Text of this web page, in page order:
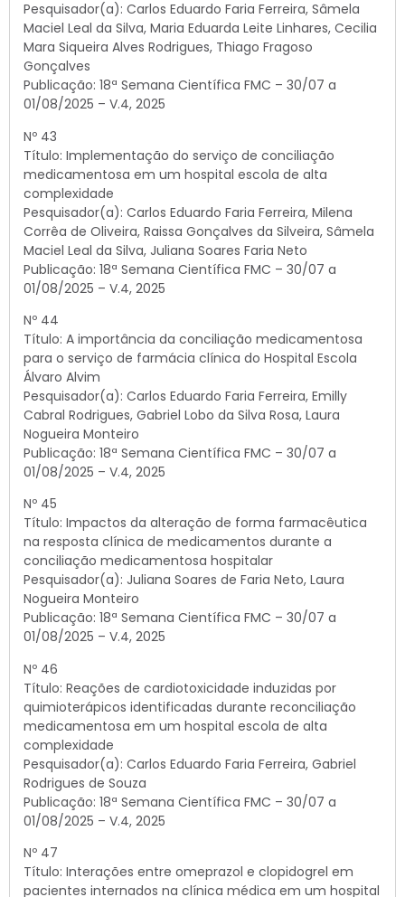
Pesquisador(a): Carlos Eduardo Faria Ferreira, Sâmela
Maciel Leal da Silva, Maria Eduarda Leite Linhares, Cecilia
Mara Siqueira Alves Rodrigues, Thiago Fragoso
Gonçalves
Publicação: 18ª Semana Científica FMC – 30/07 a
01/08/2025 – V.4, 2025
Nº 43
Título: Implementação do serviço de conciliação
medicamentosa em um hospital escola de alta
complexidade
Pesquisador(a): Carlos Eduardo Faria Ferreira, Milena
Corrêa de Oliveira, Raissa Gonçalves da Silveira, Sâmela
Maciel Leal da Silva, Juliana Soares Faria Neto
Publicação: 18ª Semana Científica FMC – 30/07 a
01/08/2025 – V.4, 2025
Nº 44
Título: A importância da conciliação medicamentosa
para o serviço de farmácia clínica do Hospital Escola
Álvaro Alvim
Pesquisador(a): Carlos Eduardo Faria Ferreira, Emilly
Cabral Rodrigues, Gabriel Lobo da Silva Rosa, Laura
Nogueira Monteiro
Publicação: 18ª Semana Científica FMC – 30/07 a
01/08/2025 – V.4, 2025
Nº 45
Título: Impactos da alteração de forma farmacêutica
na resposta clínica de medicamentos durante a
conciliação medicamentosa hospitalar
Pesquisador(a): Juliana Soares de Faria Neto, Laura
Nogueira Monteiro
Publicação: 18ª Semana Científica FMC – 30/07 a
01/08/2025 – V.4, 2025
Nº 46
Título: Reações de cardiotoxicidade induzidas por
quimioterápicos identificadas durante reconciliação
medicamentosa em um hospital escola de alta
complexidade
Pesquisador(a): Carlos Eduardo Faria Ferreira, Gabriel
Rodrigues de Souza
Publicação: 18ª Semana Científica FMC – 30/07 a
01/08/2025 – V.4, 2025
Nº 47
Título: Interações entre omeprazol e clopidogrel em
pacientes internados na clínica médica em um hospital